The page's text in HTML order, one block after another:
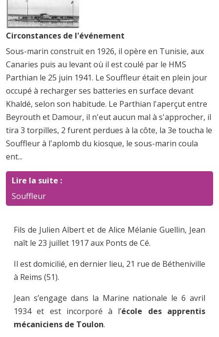
Circonstances de l'événement
Sous-marin construit en 1926, il opère en Tunisie, aux
Canaries puis au levant où il est coulé par le HMS
Parthian le 25 juin 1941. Le Souffleur était en plein jour
occupé à recharger ses batteries en surface devant
Khaldé, selon son habitude. Le Parthian l'aperçut entre
Beyrouth et Damour, il n'eut aucun mal à s'approcher, il
tira 3 torpilles, 2 furent perdues à la côte, la 3e toucha le
Souffleur à l'aplomb du kiosque, le sous-marin coula
ent...
Lire la suite :
Souffleur
Fils de Julien Albert et de Alice Mélanie Guellin, Jean
naît le 23 juillet 1917 aux Ponts de Cé.
Il est domicilié, en dernier lieu, 21 rue de Bétheniville
à Reims (51).
Jean s’engage dans la Marine nationale le 6 avril
1934 et est incorporé à l’école des apprentis
mécaniciens de Toulon.